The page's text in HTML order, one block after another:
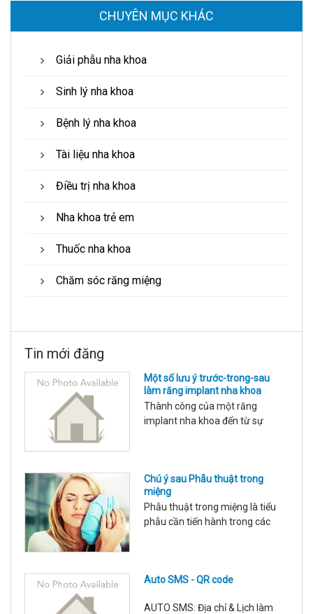
CHUYÊN MỤC KHÁC
Giải phẫu nha khoa
Sinh lý nha khoa
Bệnh lý nha khoa
Tài liệu nha khoa
Điều trị nha khoa
Nha khoa trẻ em
Thuốc nha khoa
Chăm sóc răng miệng
Tin mới đăng
Một số lưu ý trước-trong-sau
làm răng implant nha khoa
Thành công của một răng
implant nha khoa đến từ sự
implant: Các điều kiện cần để tối
ưu: Cung cấp đầy đủ thông tin
tình trạng sức khỏe, tuân thủ
hướng dẫn của nhân viên y tế, sử
Chú ý sau Phẫu thuật trong
miệng
Phẫu thuật trong miệng là tiểu
phẫu cần tiến hành trong các
thừa, nhổ răng kẹ, lạc chỗ, tháo
hình viền lợi, cắt phanh môi, bắt
Auto SMS - QR code
AUTO SMS: Địa chỉ & Lịch làm